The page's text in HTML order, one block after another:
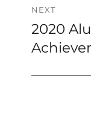
NEXT
Next
post:
2020